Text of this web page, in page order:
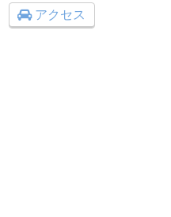
アクセス